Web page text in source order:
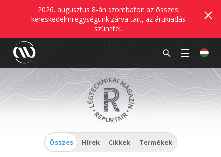
2026. augusztus 8-án szombaton az összes
kereskedelmi egységünk zárva tart, az árukiadás
szünetel.
Összes Hírek Cikkek Termékek